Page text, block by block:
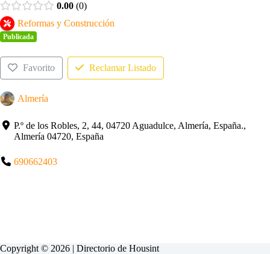
0.00 0
Reformas y Construcción
Publicada
Favorito Reclamar Listado
Almería
P.º de los Robles, 2, 44, 04720 Aguadulce, Almería, España.,
Almería 04720, España
690662403
Copyright © 2026 | Directorio de Housint